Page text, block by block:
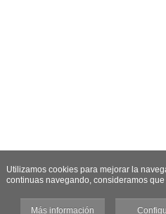
Utilizamos cookies para mejorar la
continuas navegando, consideramos
Más información